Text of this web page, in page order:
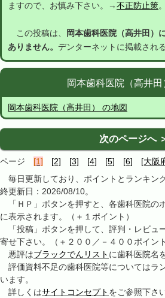
ますので、お慎み下さい。→不正防止策。
この投稿は、
岡本歯科医院（高井田）
ありません。 デンターネットに掲載され
岡本歯科医院（高井
岡本歯科医院（高井田） の地図
次のページへ
ページ [1] [2] [3] [4] [5] [6] [大阪
毎日更新しており、ポイントとランキン
終更新日：2026/08/10。
「ＨＰ」ボタンを押すと、各歯科医院の
に表示されます。（＋１ポイント）
「投稿」ボタンを押して、評判・レビュ
寄せ下さい。（＋２００／－４００ポイント
悪評はブラックでんリスト に歯科医院名
評価資料不足の歯科医院等についてはラ
います。
詳しくはサイトコンセプト をご参照下さい